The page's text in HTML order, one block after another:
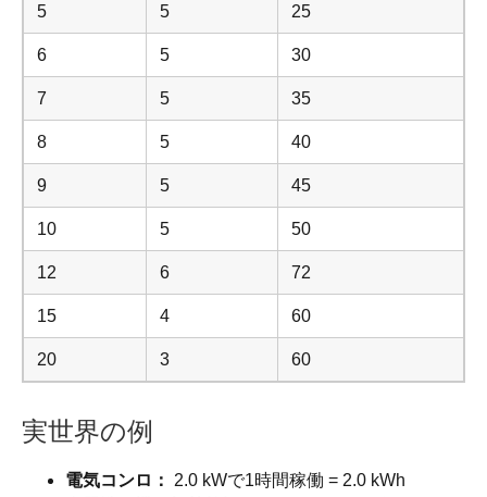
5 5 25
6 5 30
7 5 35
8 5 40
9 5 45
10 5 50
12 6 72
15 4 60
20 3 60
実世界の例
電気コンロ：
2.0 kWで1時間稼働 = 2.0 kWh